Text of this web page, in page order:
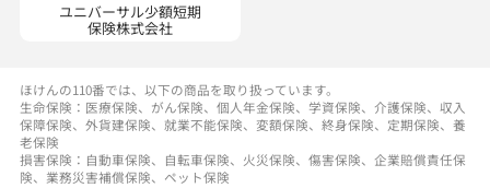
ユニバーサル少額短期
保険株式会社
ほけんの110番では、以下の商品を取り扱っています。
生命保険：医療保険、がん保険、個人年金保険、学資保険、介護保険、収入
保障保険、外貨建保険、就業不能保険、変額保険、終身保険、定期保険、養
老保険
損害保険：自動車保険、自転車保険、火災保険、傷害保険、企業賠償責任保
険、業務災害補償保険、ペット保険